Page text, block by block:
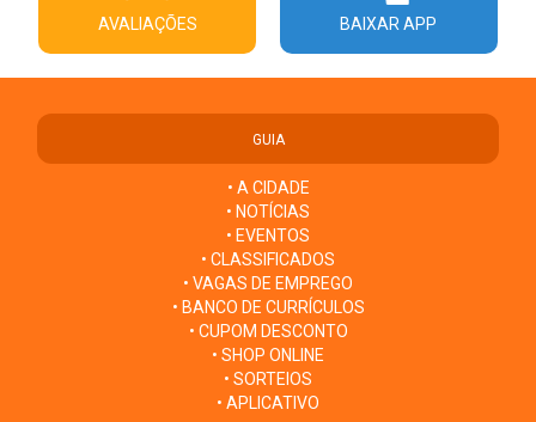
AVALIAÇÕES BAIXAR APP
GUIA
• A CIDADE
• NOTÍCIAS
• EVENTOS
• CLASSIFICADOS
• VAGAS DE EMPREGO
• BANCO DE CURRÍCULOS
• CUPOM DESCONTO
• SHOP ONLINE
• SORTEIOS
• APLICATIVO